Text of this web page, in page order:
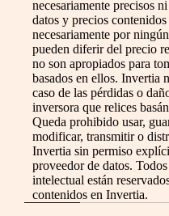
necesariamente precisos
datos y precios
necesariamente por
pueden diferir del precio
no son apropiados para
basados en ellos. Invertia
caso de las pérdidas o
inversora que relices
Queda prohibido usar,
modificar, transmitir o
Invertia sin permiso
proveedor de datos.
intelectual están
contenidos en Invertia.